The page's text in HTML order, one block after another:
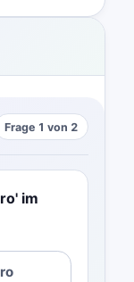
Frage 1 von 2
im